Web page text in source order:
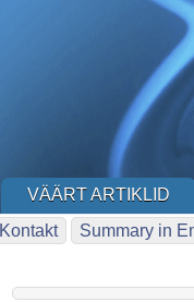
VÄÄRT ARTIKLID
Kontakt Summary in